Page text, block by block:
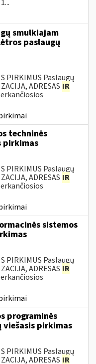
smulkiajam
paslaugų
PIRKIMUS Paslaugų
ADRESAS IR
techninės
pirkimas
PIRKIMUS Paslaugų
ADRESAS IR
sistemos
PIRKIMUS Paslaugų
ADRESAS IR
programinės
viešasis pirkimas
PIRKIMUS Paslaugų
ADRESAS IR